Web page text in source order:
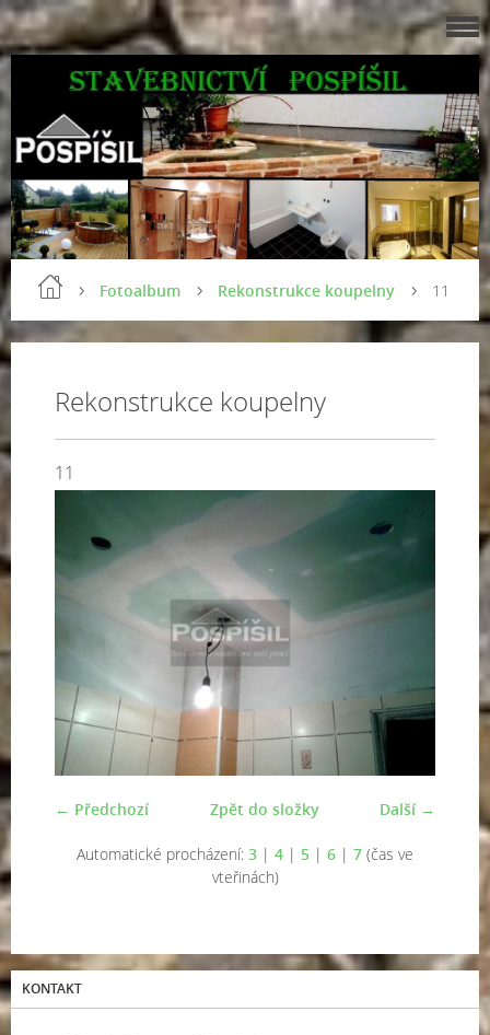
Fotoalbum Rekonstrukce koupelny 11
Rekonstrukce koupelny
11
← Předchozí Další →
Zpět do složky
Automatické procházení: 3 | 4 | 5 | 6 | 7 (čas ve
vteřinách)
KONTAKT